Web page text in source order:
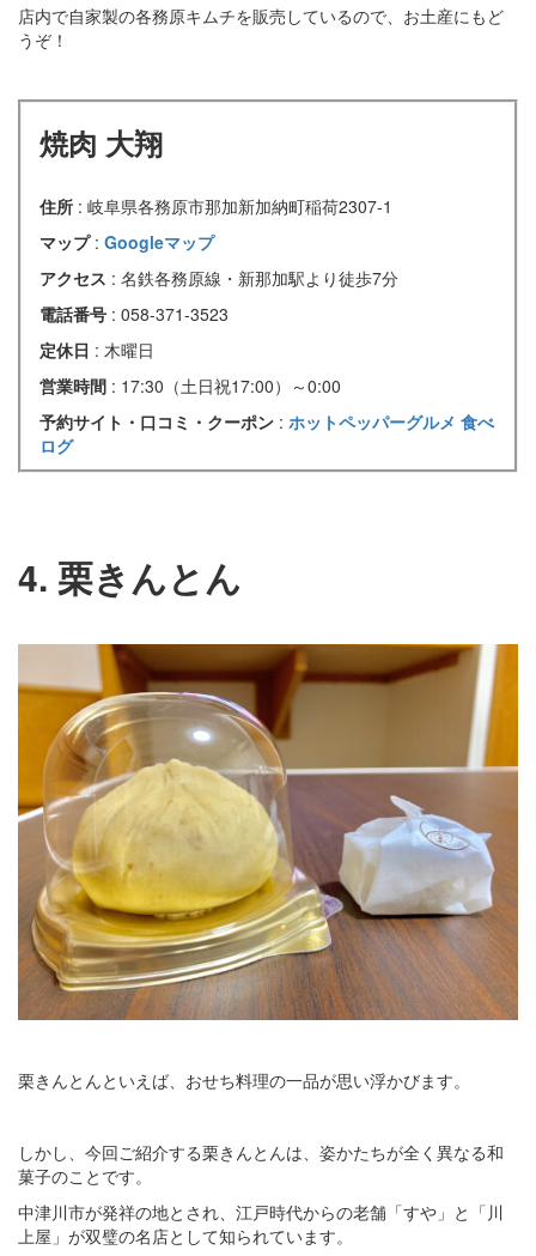
店内で自家製の各務原キムチを販売しているので、お土産にもど
うぞ！
焼肉 大翔
住所 : 岐阜県各務原市那加新加納町稲荷2307-1
マップ : Googleマップ
アクセス : 名鉄各務原線・新那加駅より徒歩7分
電話番号 : 058-371-3523
定休日 : 木曜日
営業時間 : 17:30（土日祝17:00）～0:00
予約サイト・口コミ・クーポン : ホットペッパーグルメ 食べ
ログ
4. 栗きんとん
栗きんとんといえば、おせち料理の一品が思い浮かびます。
しかし、今回ご紹介する栗きんとんは、姿かたちが全く異なる和
菓子のことです。
中津川市が発祥の地とされ、江戸時代からの老舗「すや」と「川
上屋」が双璧の名店として知られています。